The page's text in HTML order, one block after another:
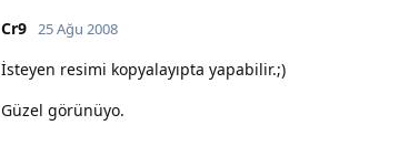
Cr9 25 Ağu 2008
İsteyen resimi kopyalayıpta yapabilir.;)
Güzel görünüyo.